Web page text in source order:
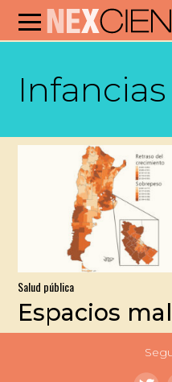
Infancias
Salud pública
Espacios